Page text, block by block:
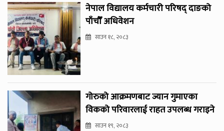
नेपाल विद्यालय कर्मचारी परिषद् दाङको
पाँचौँ अधिवेशन
साउन १८, २०८३
गोरुको आक्रमणबाट ज्यान गुमाएका
विकको परिवारलाई राहत उपलब्ध गराइने
साउन १९, २०८३